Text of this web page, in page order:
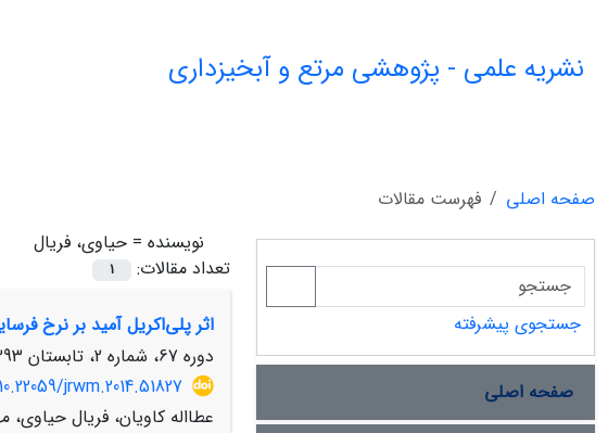
نشریه علمی - پژوهشی مرتع و آبخیزداری
صفحه اصلی
فهرست مقالات
نویسنده = حیاوی، فریال
تعداد مقالات:
1
اثر پلی‌اکریل آمید بر نرخ
دوره 67، شماره 2، تابستان 1393، صفحه
jrwm.2014.51827
عطااله کاویان، فریال
جستجوی پیشرفته
صفحه اصلی